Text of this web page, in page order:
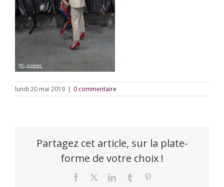
lundi 20 mai 2019 | 0 commentaire
Partagez cet article, sur la plate-
forme de votre choix !
Facebook LinkedInTumblr